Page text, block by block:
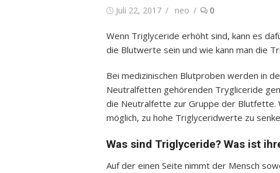
Posted
Juli 22, 2017 Author
neo 0
Wenn Triglyceride erhöht sind, kann es
die Blutwerte sein und wie kann man die
Bei medizinischen Blutproben werden in
Neutralfetten gehörenden Trygliceride
die Neutralfette zur Gruppe der Blutfette.
möglich, zu hohe Triglyceridwerte zu
Was sind Triglyceride? Was ist
Auf der einen Seite nimmt der Mensch